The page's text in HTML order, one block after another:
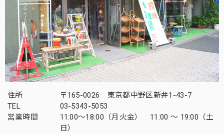
住所
〒165-0026 東京都中野区新井1-43-7
TEL
03-5343-5053
営業時間
11:00～18:00（月火金） 11:00 ～ 19:00（土
日）